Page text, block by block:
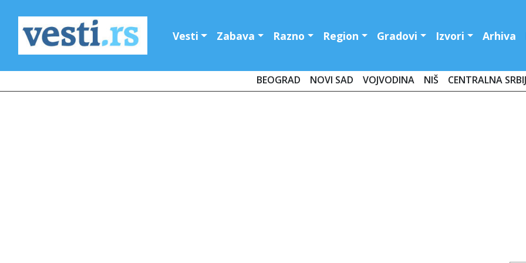
Vesti Zabava Razno Region Gradovi Izvori Arhiva
BEOGRAD NOVI SAD VOJVODINA NIŠ CENTRALNA